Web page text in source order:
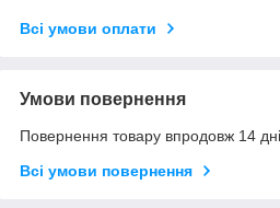
Всі умови оплати
Умови повернення
Повернення товару впродовж 14
Всі умови повернення